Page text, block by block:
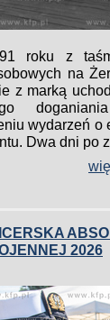
roku z
na
z marką
wydarzeń
Dwa dni po
2026